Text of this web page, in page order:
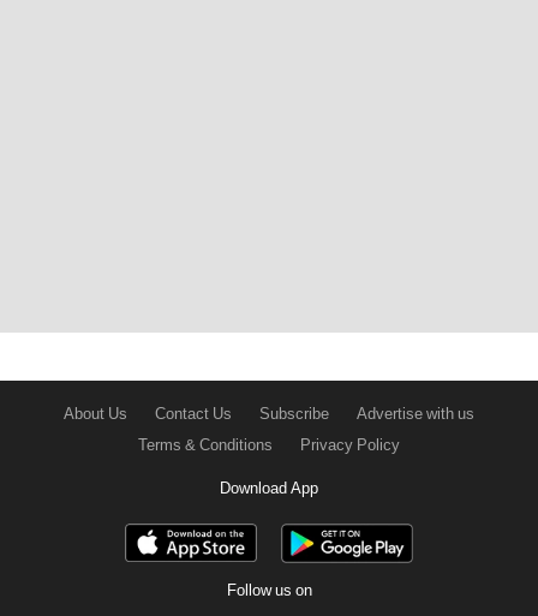
About Us Contact Us Subscribe
Advertise with us
Terms & Conditions
Privacy Policy
Download App
Follow us on